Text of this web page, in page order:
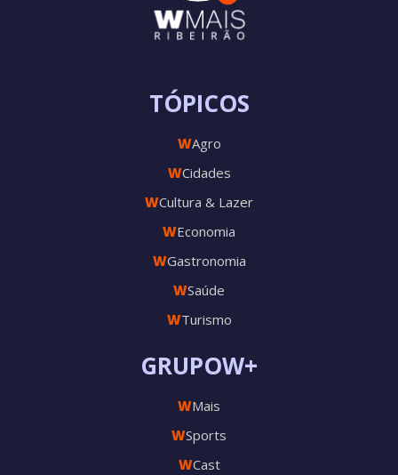
GRUPOW+
WMais
WSports
WCast
TÓPICOS
WAgro
WCidades
WCultura & Lazer
WEconomia
WGastronomia
WSaúde
WTurismo